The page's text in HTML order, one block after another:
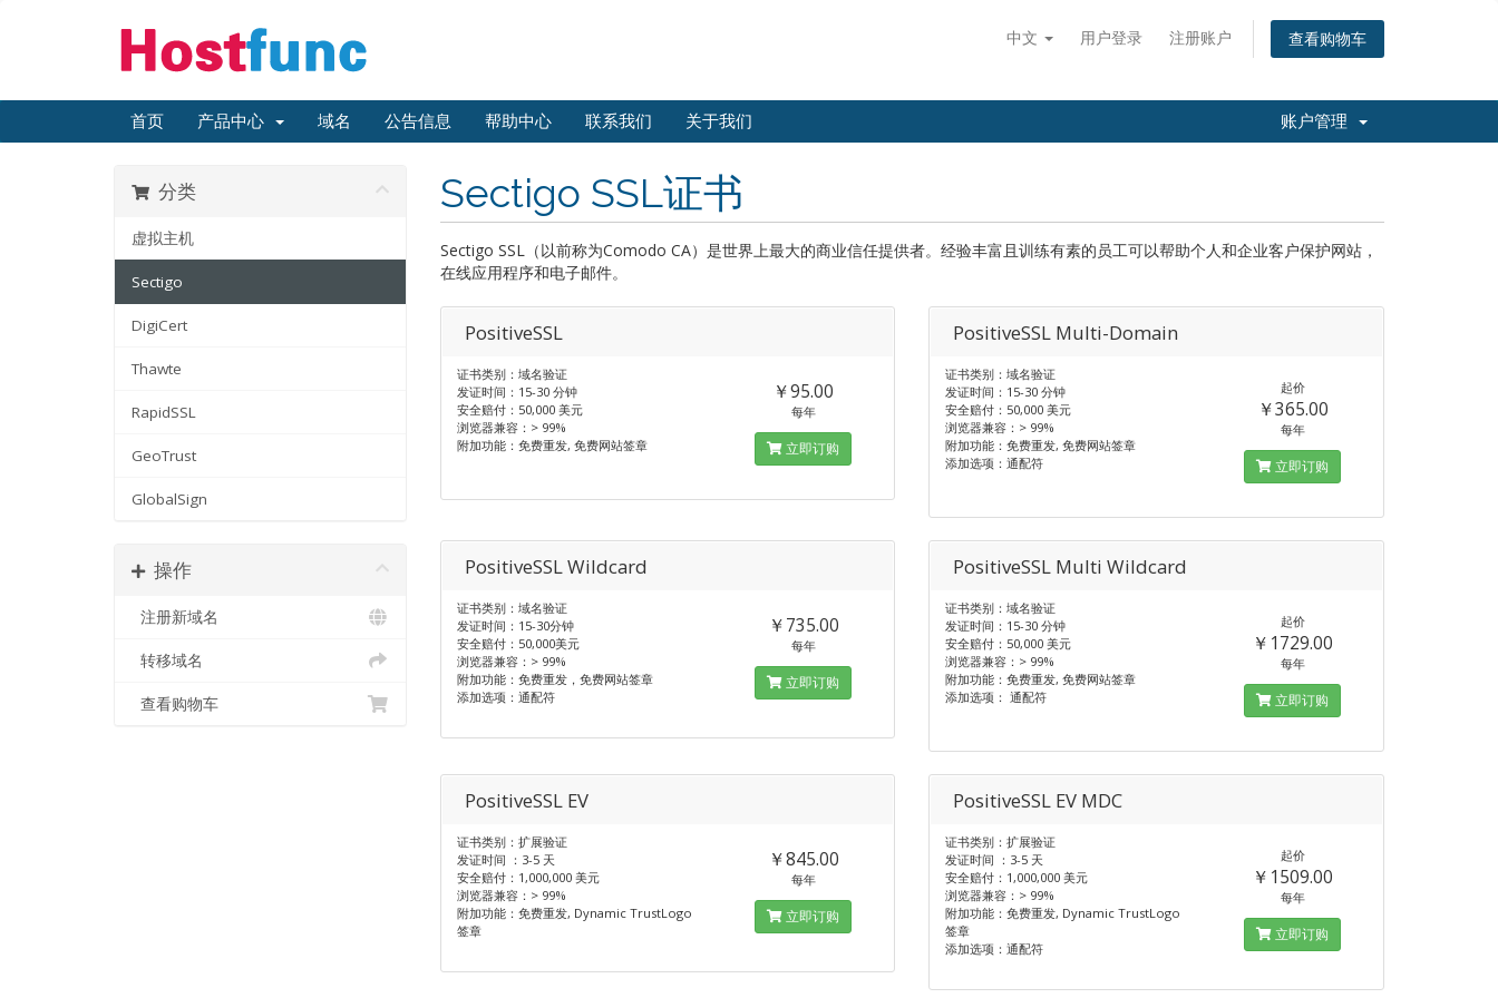
中文 用户登录 注册账户 查看购物车
首页 产品中心 域名 公告信息 帮助中心 联系我们 关于我们 账户管理
Sectigo SSL证书
Sectigo SSL（以前称为Comodo CA）是世界上最大的商业信任提供者。经验丰富且训练有素的员工可以帮助个人和企业客户保护网站，
在线应用程序和电子邮件。
分类
虚拟主机
Sectigo
DigiCert
Thawte
RapidSSL
GeoTrust
GlobalSign
操作
注册新域名
转移域名
查看购物车
PositiveSSL
证书类别：域名验证
发证时间：15-30 分钟
安全赔付：50,000 美元
浏览器兼容：> 99%
附加功能：免费重发, 免费网站签章
￥95.00
每年
立即订购
PositiveSSL Multi-Domain
证书类别：域名验证
发证时间：15-30 分钟
安全赔付：50,000 美元
浏览器兼容：> 99%
附加功能：免费重发, 免费网站签章
添加选项：通配符
起价
￥365.00
每年
立即订购
PositiveSSL Wildcard
证书类别：域名验证
发证时间：15-30分钟
安全赔付：50,000美元
浏览器兼容：> 99%
附加功能：免费重发，免费网站签章
添加选项：通配符
￥735.00
每年
立即订购
PositiveSSL Multi Wildcard
证书类别：域名验证
发证时间：15-30 分钟
安全赔付：50,000 美元
浏览器兼容：> 99%
附加功能：免费重发, 免费网站签章
添加选项： 通配符
起价
￥1729.00
每年
立即订购
PositiveSSL EV
证书类别：扩展验证
发证时间 ：3-5 天
安全赔付：1,000,000 美元
浏览器兼容：> 99%
附加功能：免费重发, Dynamic TrustLogo
签章
￥845.00
每年
立即订购
PositiveSSL EV MDC
证书类别：扩展验证
发证时间 ：3-5 天
安全赔付：1,000,000 美元
浏览器兼容：> 99%
附加功能：免费重发, Dynamic TrustLogo
签章
添加选项：通配符
起价
￥1509.00
每年
立即订购